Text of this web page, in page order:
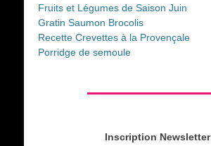
Fruits et Légumes de Saison Juin
Gratin Saumon Brocolis
Recette Crevettes à la Provençale
Porridge de semoule
Inscription Newsletter